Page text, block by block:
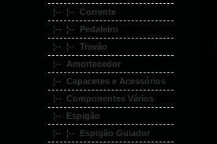
¦-- ¦-- Corrente
¦-- ¦-- Pedaleiro
¦-- ¦-- Travão
¦-- Amortecedor
¦-- Capacetes e Acessórios
¦-- Componentes Vários
¦-- Espigão
¦-- ¦-- Espigão Guiador